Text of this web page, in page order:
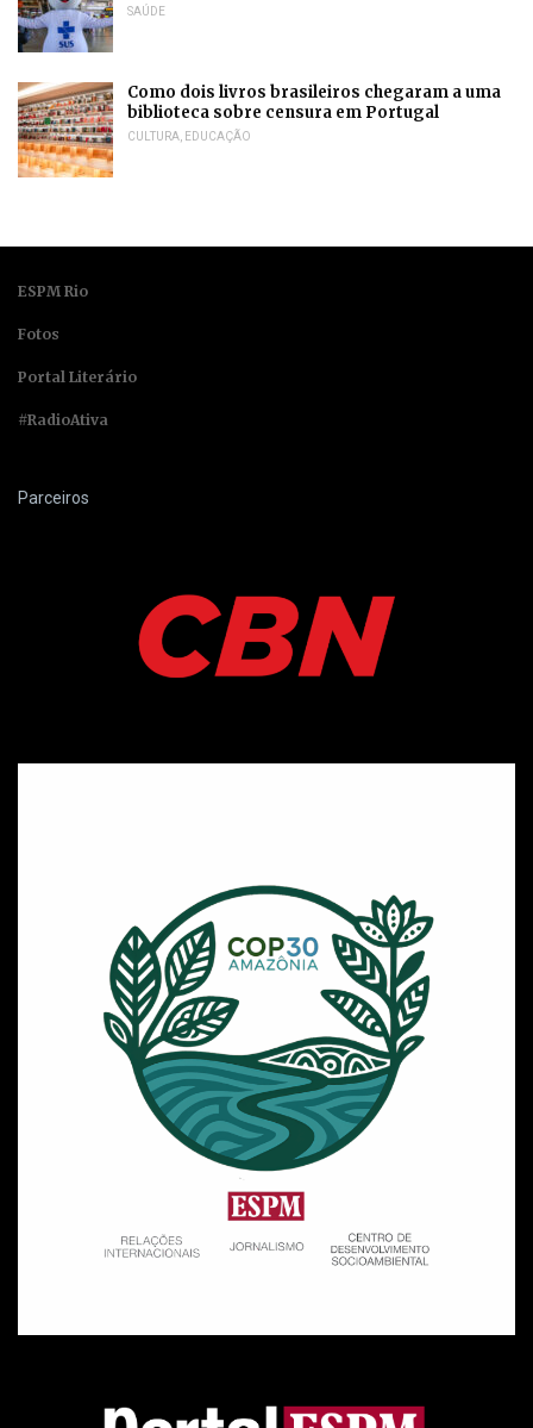
SAÚDE
Como dois livros brasileiros chegaram a uma
biblioteca sobre censura em Portugal
CULTURA, EDUCAÇÃO
ESPM Rio
Fotos
Portal Literário
#RadioAtiva
Parceiros